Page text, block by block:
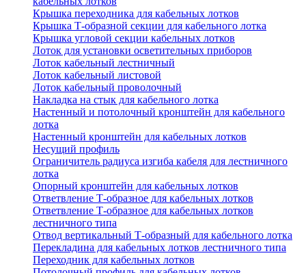
Крышка переходника для кабельных лотков
Крышка Т-образной секции для кабельного лотка
Крышка угловой секции кабельных лотков
Лоток для установки осветительных приборов
Лоток кабельный лестничный
Лоток кабельный листовой
Лоток кабельный проволочный
Накладка на стык для кабельного лотка
Настенный и потолочный кронштейн для кабельного
лотка
Настенный кронштейн для кабельных лотков
Несущий профиль
Ограничитель радиуса изгиба кабеля для лестничного
лотка
Опорный кронштейн для кабельных лотков
Ответвление Т-образное для кабельных лотков
Ответвление Т-образное для кабельных лотков
лестничного типа
Отвод вертикальный Т-образный для кабельного лотка
Перекладина для кабельных лотков лестничного типа
Переходник для кабельных лотков